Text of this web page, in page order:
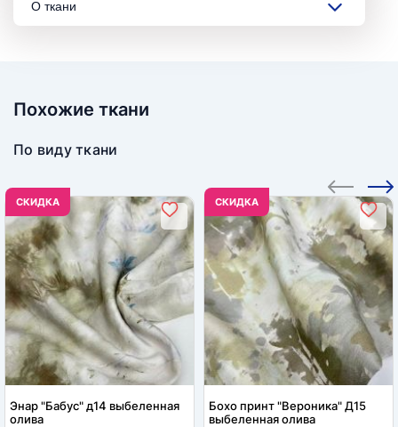
О ткани
Похожие ткани
По виду ткани
CКИДКА
Энар "Бабус" д14 выбеленная
олива
CКИДКА
Бохо принт "Вероника" Д15
выбеленная олива